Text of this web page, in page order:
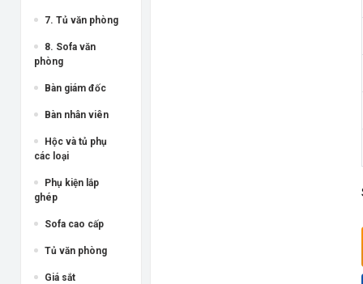
7. Tủ văn phòng
8. Sofa văn
phòng
Bàn giám đốc
Bàn nhân viên
Hộc và tủ phụ
các loại
Phụ kiện lắp
ghép
Sofa cao cấp
Tủ văn phòng
Giá sắt